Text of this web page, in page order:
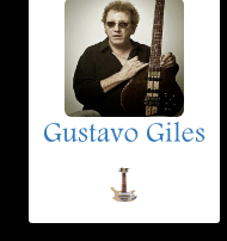
Gustavo Giles